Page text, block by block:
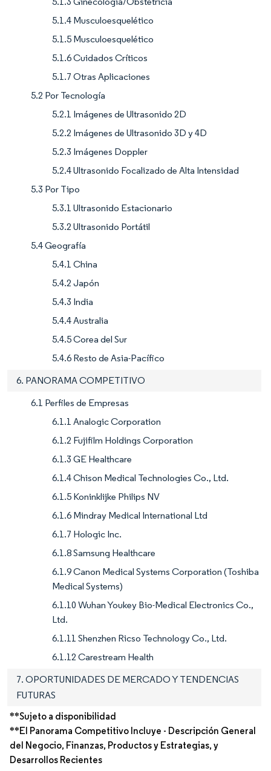
5.1.4 Musculoesquelético
5.1.5 Musculoesquelético
5.1.6 Cuidados Críticos
5.1.7 Otras Aplicaciones
5.2 Por Tecnología
5.2.1 Imágenes de Ultrasonido 2D
5.2.2 Imágenes de Ultrasonido 3D y 4D
5.2.3 Imágenes Doppler
5.2.4 Ultrasonido Focalizado de Alta Intensidad
5.3 Por Tipo
5.3.1 Ultrasonido Estacionario
5.3.2 Ultrasonido Portátil
5.4 Geografía
5.4.1 China
5.4.2 Japón
5.4.3 India
5.4.4 Australia
5.4.5 Corea del Sur
5.4.6 Resto de Asia-Pacífico
6. PANORAMA COMPETITIVO
6.1 Perfiles de Empresas
6.1.1 Analogic Corporation
6.1.2 Fujifilm Holdings Corporation
6.1.3 GE Healthcare
6.1.4 Chison Medical Technologies Co., Ltd.
6.1.5 Koninklijke Philips NV
6.1.6 Mindray Medical International Ltd
6.1.7 Hologic Inc.
6.1.8 Samsung Healthcare
6.1.9 Canon Medical Systems Corporation (Toshiba
Medical Systems)
6.1.10 Wuhan Youkey Bio-Medical Electronics Co.,
Ltd.
6.1.11 Shenzhen Ricso Technology Co., Ltd.
6.1.12 Carestream Health
7. OPORTUNIDADES DE MERCADO Y TENDENCIAS
FUTURAS
**Sujeto a disponibilidad
**El Panorama Competitivo Incluye - Descripción General
del Negocio, Finanzas, Productos y Estrategias, y
Desarrollos Recientes